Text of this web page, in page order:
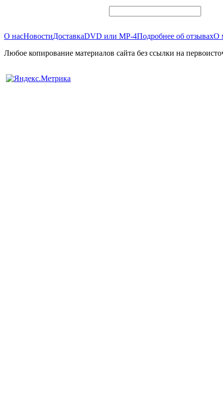
О насНовостиДоставкаDVD или MP-4Подробнее об отзывахО
Любое копирование материалов сайта без ссылки на